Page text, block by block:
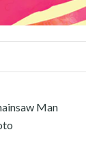
Man